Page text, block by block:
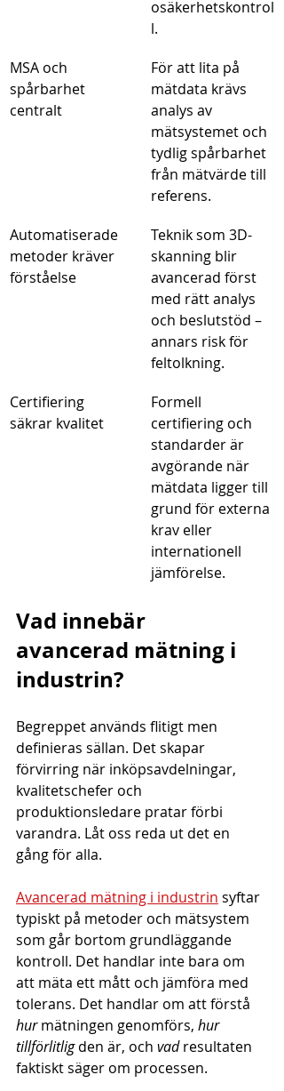
osäkerhetskontrol
l.
MSA och
spårbarhet
centralt
För att lita på
mätdata krävs
analys av
mätsystemet och
tydlig spårbarhet
från mätvärde till
referens.
Automatiserade
metoder kräver
förståelse
Teknik som 3D-
skanning blir
avancerad först
med rätt analys
och beslutstöd –
annars risk för
feltolkning.
Certifiering
säkrar kvalitet
Formell
certifiering och
standarder är
avgörande när
mätdata ligger till
grund för externa
krav eller
internationell
jämförelse.
Vad innebär
avancerad mätning i
industrin?
Begreppet används flitigt men
definieras sällan. Det skapar
förvirring när inköpsavdelningar,
kvalitetschefer och
produktionsledare pratar förbi
varandra. Låt oss reda ut det en
gång för alla.
Avancerad mätning i industrin syftar
typiskt på metoder och mätsystem
som går bortom grundläggande
kontroll. Det handlar inte bara om
att mäta ett mått och jämföra med
tolerans. Det handlar om att förstå
hur mätningen genomförs, hur
tillförlitlig den är, och vad resultaten
faktiskt säger om processen.